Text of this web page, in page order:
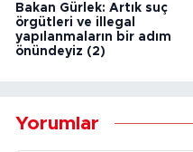
Bakan Gürlek: Artık suç
örgütleri ve illegal
yapılanmaların bir adım
önündeyiz (2)
Yorumlar